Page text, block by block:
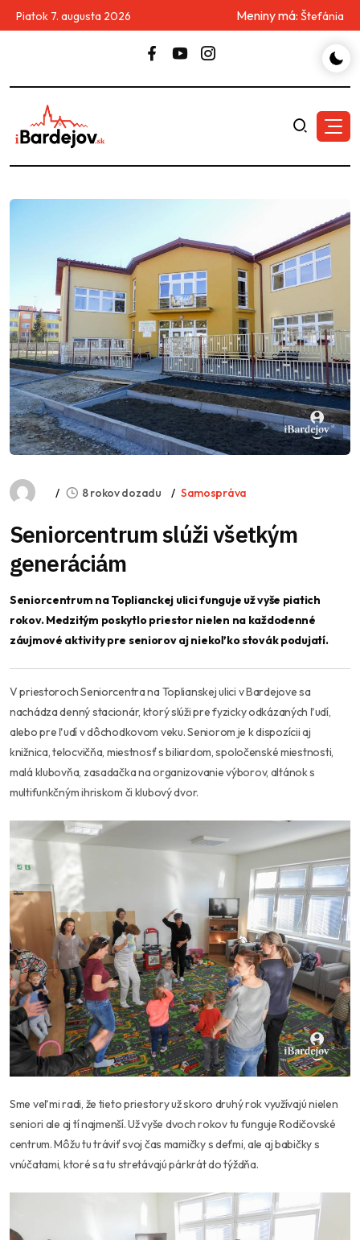
Piatok 7. augusta 2026 Meniny má: Štefánia
8 rokov dozadu Samospráva
Seniorcentrum slúži všetkým
generáciám
Seniorcentrum na Toplianckej ulici funguje už vyše piatich
rokov. Medzitým poskytlo priestor nielen na každodenné
záujmové aktivity pre seniorov aj niekoľko stovák podujatí.
V priestoroch Seniorcentra na Toplianskej ulici v Bardejove sa
nachádza denný stacionár, ktorý slúži pre fyzicky odkázaných ľudí,
alebo pre ľudí v dôchodkovom veku. Seniorom je k dispozícii aj
knižnica, telocvičňa, miestnosť s biliardom, spoločenské miestnosti,
malá klubovňa, zasadačka na organizovanie výborov, altánok s
multifunkčným ihriskom či klubový dvor.
Sme veľmi radi, že tieto priestory už skoro druhý rok využívajú nielen
seniori ale aj tí najmenší. Už vyše dvoch rokov tu funguje Rodičovské
centrum. Môžu tu tráviť svoj čas mamičky s deťmi, ale aj babičky s
vnúčatami, ktoré sa tu stretávajú párkrát do týždňa.